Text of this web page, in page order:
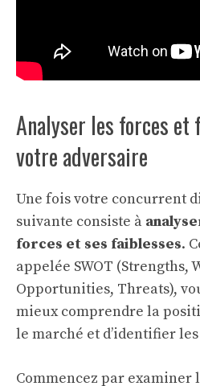
Analyser les forces et
votre adversaire
Une fois votre concurrent
suivante consiste à
forces et ses faiblesses.
appelée SWOT (Strengths,
Opportunities, Threats),
mieux comprendre la
le marché et d’identifier
Commencez par examiner